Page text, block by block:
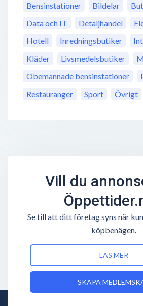
Bensinstationer
Bildelar
Data och IT
Detaljhandel
Hotell
Inredningsbutiker
Kläder
Livsmedelsbutiker
Obemannade bensinstationer
Restauranger
Sport Övrigt
Vill du
Se till att ditt företag syns när
köpbenägen.
LÄS MER
SKAPA